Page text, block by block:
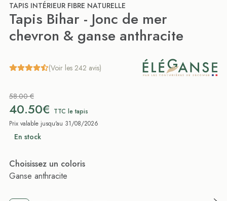
TAPIS INTÉRIEUR FIBRE NATURELLE
Tapis Bihar - Jonc de mer
chevron & ganse anthracite
(Voir les 242 avis)
58.00 €
40.50€ TTC le tapis
Prix valable jusqu'au 31/08/2026
En stock
Choisissez un coloris
Ganse anthracite